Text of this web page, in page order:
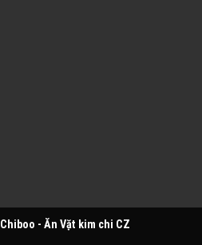
Chiboo - Ăn Vặt kim chi CZ